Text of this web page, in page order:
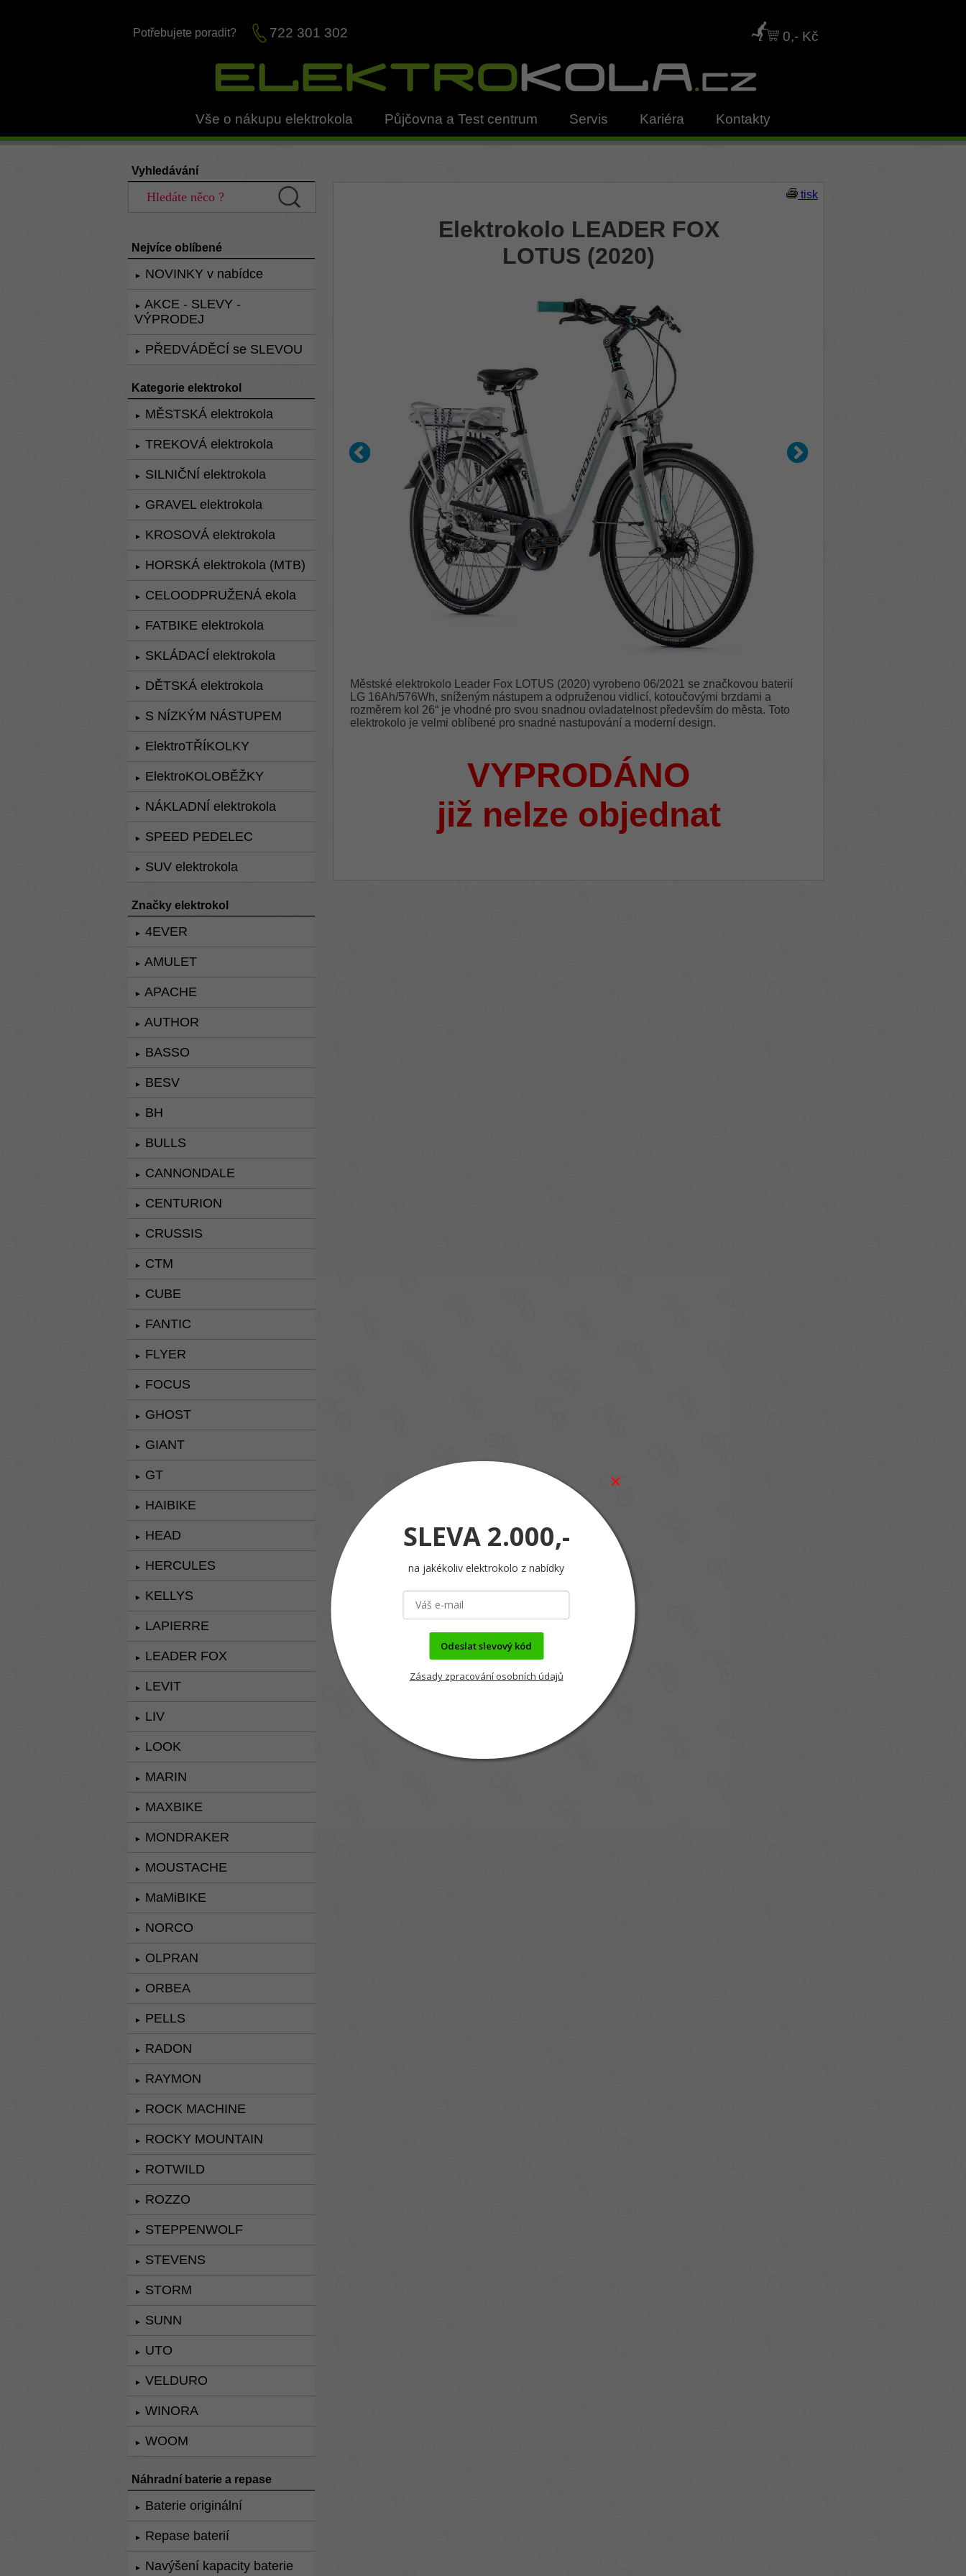
Potřebujete poradit? 722 301 302 0,- Kč
Vše o nákupu elektrokola Půjčovna a Test centrum Servis Kariéra Kontakty
Vyhledávání
Nejvíce oblíbené
► NOVINKY v nabídce
►
AKCE - SLEVY -
VÝPRODEJ
► PŘEDVÁDĚCÍ se SLEVOU
Kategorie elektrokol
► MĚSTSKÁ elektrokola
► TREKOVÁ elektrokola
► SILNIČNÍ elektrokola
► GRAVEL elektrokola
► KROSOVÁ elektrokola
► HORSKÁ elektrokola (MTB)
► CELOODPRUŽENÁ ekola
► FATBIKE elektrokola
► SKLÁDACÍ elektrokola
► DĚTSKÁ elektrokola
► S NÍZKÝM NÁSTUPEM
► ElektroTŘÍKOLKY
► ElektroKOLOBĚŽKY
► NÁKLADNÍ elektrokola
► SPEED PEDELEC
► SUV elektrokola
Značky elektrokol
► 4EVER
► AMULET
► APACHE
► AUTHOR
► BASSO
► BESV
► BH
► BULLS
► CANNONDALE
► CENTURION
► CRUSSIS
► CTM
► CUBE
► FANTIC
► FLYER
► FOCUS
► GHOST
► GIANT
► GT
► HAIBIKE
► HEAD
► HERCULES
► KELLYS
► LAPIERRE
► LEADER FOX
► LEVIT
► LIV
► LOOK
► MARIN
► MAXBIKE
► MONDRAKER
► MOUSTACHE
► MaMiBIKE
► NORCO
► OLPRAN
► ORBEA
► PELLS
► RADON
► RAYMON
► ROCK MACHINE
► ROCKY MOUNTAIN
► ROTWILD
► ROZZO
► STEPPENWOLF
► STEVENS
► STORM
► SUNN
► UTO
► VELDURO
► WINORA
► WOOM
Náhradní baterie a repase
► Baterie originální
► Repase baterií
► Navýšení kapacity baterie
tisk
Elektrokolo LEADER FOX
LOTUS (2020)
Městské elektrokolo Leader Fox LOTUS (2020) vyrobeno 06/2021 se značkovou baterií
LG 16Ah/576Wh, sníženým nástupem a odpruženou vidlicí, kotoučovými brzdami a
rozměrem kol 26“ je vhodné pro svou snadnou ovladatelnost především do města. Toto
elektrokolo je velmi oblíbené pro snadné nastupování a moderní design.
VYPRODÁNO
již nelze objednat
SLEVA 2.000,-
na jakékoliv elektrokolo z nabídky
Odeslat slevový kód
Zásady zpracování osobních údajů